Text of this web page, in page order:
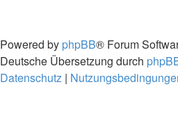
Powered by phpBB® Forum
Deutsche Übersetzung durch
Datenschutz |